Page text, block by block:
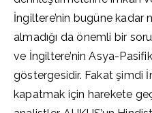
İngiltere’nin bugüne kadar
almadığı da önemli bir
ve İngiltere’nin Asya-
göstergesidir. Fakat şimdi
kapatmak için harekete